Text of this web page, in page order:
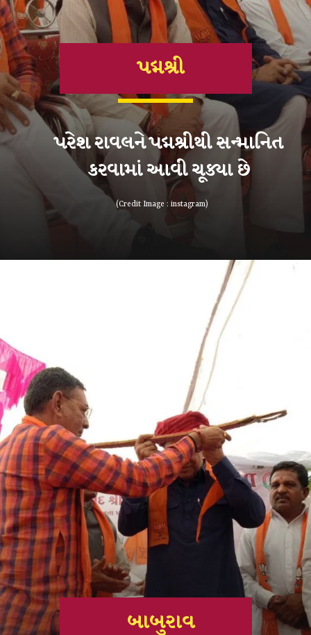
(Credit Image : instagram)
પરેશ રાવલને પદ્મશ્રીથી સન્માનિત
કરવામાં આવી ચૂક્યા છે
પદ્મશ્રી
બાબુરાવ